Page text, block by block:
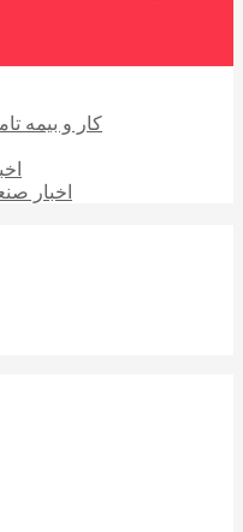
کار و بیمه
اخبار